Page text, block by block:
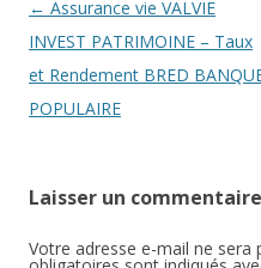
Navigation
des
articles
← Assurance vie VALVIE
INVEST PATRIMOINE – Taux
et Rendement BRED
POPULAIRE
Laisser un commentaire
Votre adresse e-mail ne sera